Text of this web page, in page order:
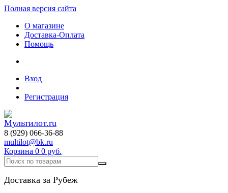
Полная версия сайта
О магазине
Доставка-Оплата
Помощь
Вход
Регистрация
8 (929) 066-36-88
multilot@bk.ru
Корзина 0 0 руб.
Доставка за Рубеж